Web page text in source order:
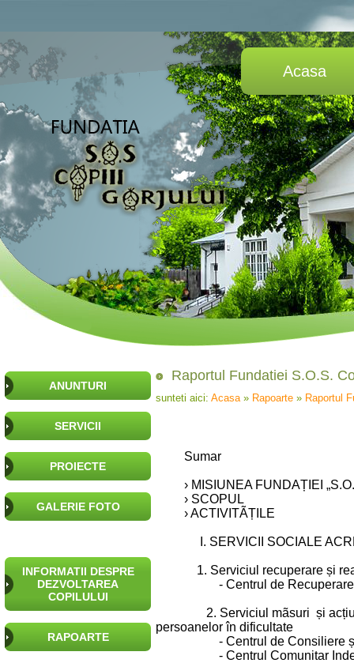
Acasa
ANUNTURI
SERVICII
PROIECTE
GALERIE FOTO
INFORMATII DESPRE
DEZVOLTAREA
COPILULUI
RAPOARTE
Raportul Fundatiei S.O.S.
sunteti aici: Acasa» Rapoarte » Raportul
Sumar
› MISIUNEA FUNDAȚIEI
› SCOPUL
› ACTIVITÃȚILE
I. SERVICII SOCIALE
1. Serviciul recuperare și
- Centrul de Recuperare și
2. Serviciul mãsuri
persoanelor în dificultate
- Centrul de Consiliere și
- Centrul Comunitar